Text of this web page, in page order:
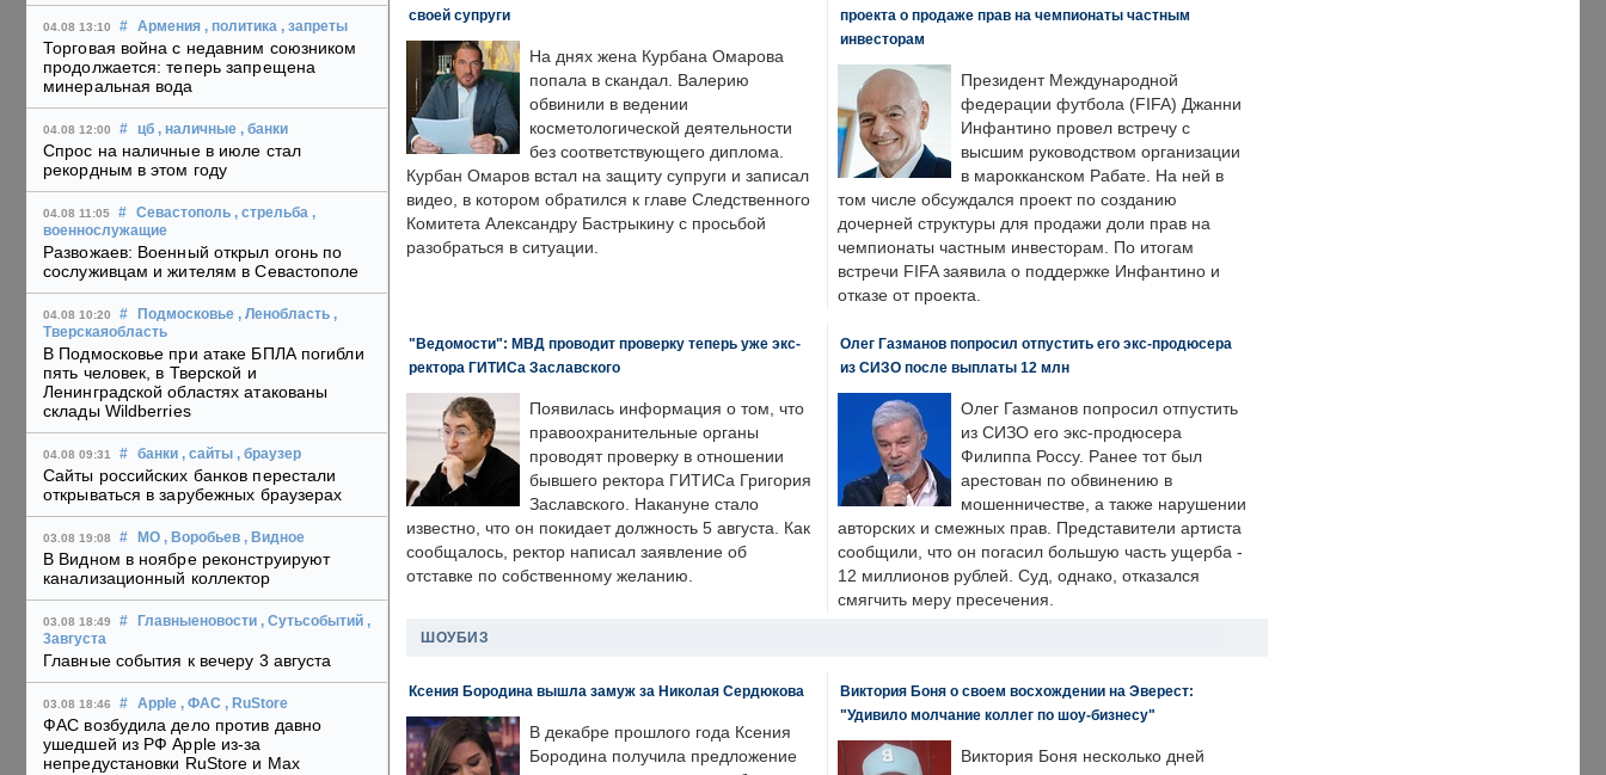
04.08 13:10 # Армения , политика , запреты
Торговая война с недавним союзником
продолжается: теперь запрещена
минеральная вода
04.08 12:00 # цб , наличные , банки
Спрос на наличные в июле стал
рекордным в этом году
04.08 11:05 # Севастополь , стрельба ,
военнослужащие
Развожаев: Военный открыл огонь по
сослуживцам и жителям в Севастополе
04.08 10:20 # Подмосковье , Ленобласть ,
Тверскаяобласть
В Подмосковье при атаке БПЛА погибли
пять человек, в Тверской и
Ленинградской областях атакованы
склады Wildberries
04.08 09:31 # банки , сайты , браузер
Сайты российских банков перестали
открываться в зарубежных браузерах
03.08 19:08 # МО , Воробьев , Видное
В Видном в ноябре реконструируют
канализационный коллектор
03.08 18:49 # Главныеновости , Сутьсобытий ,
3августа
Главные события к вечеру 3 августа
03.08 18:46 # Apple , ФАС , RuStore
ФАС возбудила дело против давно
ушедшей из РФ Apple из-за
непредустановки RuStore и Max
своей супруги
На днях жена Курбана Омарова
попала в скандал. Валерию
обвинили в ведении
косметологической деятельности
без соответствующего диплома.
Курбан Омаров встал на защиту супруги и записал
видео, в котором обратился к главе Следственного
Комитета Александру Бастрыкину с просьбой
разобраться в ситуации.
проекта о продаже прав на чемпионаты частным
инвесторам
Президент Международной
федерации футбола (FIFA) Джанни
Инфантино провел встречу с
высшим руководством организации
в марокканском Рабате. На ней в
том числе обсуждался проект по созданию
дочерней структуры для продажи доли прав на
чемпионаты частным инвесторам. По итогам
встречи FIFA заявила о поддержке Инфантино и
отказе от проекта.
"Ведомости": МВД проводит проверку теперь уже экс-
ректора ГИТИСа Заславского
Появилась информация о том, что
правоохранительные органы
проводят проверку в отношении
бывшего ректора ГИТИСа Григория
Заславского. Накануне стало
известно, что он покидает должность 5 августа. Как
сообщалось, ректор написал заявление об
отставке по собственному желанию.
Олег Газманов попросил отпустить его экс-продюсера
из СИЗО после выплаты 12 млн
Олег Газманов попросил отпустить
из СИЗО его экс-продюсера
Филиппа Россу. Ранее тот был
арестован по обвинению в
мошенничестве, а также нарушении
авторских и смежных прав. Представители артиста
сообщили, что он погасил большую часть ущерба -
12 миллионов рублей. Суд, однако, отказался
смягчить меру пресечения.
ШОУБИЗ
Ксения Бородина вышла замуж за Николая Сердюкова
В декабре прошлого года Ксения
Бородина получила предложение
Виктория Боня о своем восхождении на Эверест:
"Удивило молчание коллег по шоу-бизнесу"
Виктория Боня несколько дней